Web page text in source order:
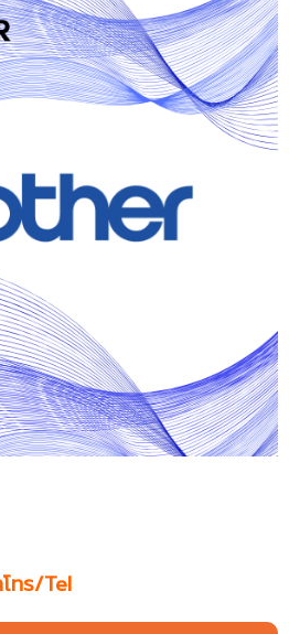
ทร/Tel